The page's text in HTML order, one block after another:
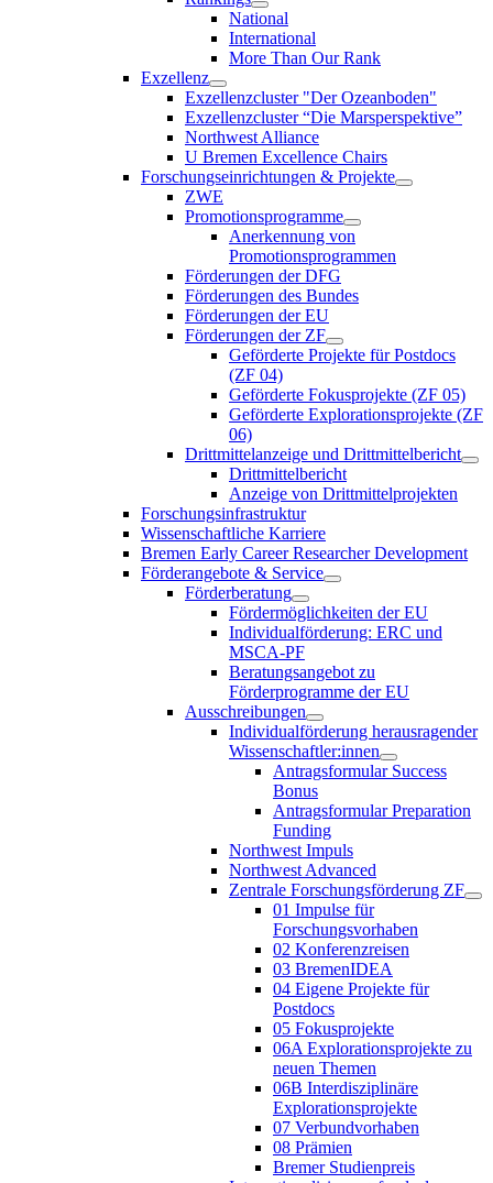
National
International
More Than Our Rank
Exzellenz
Exzellenzcluster "Der Ozeanboden"
Exzellenzcluster “Die Marsperspektive”
Northwest Alliance
U Bremen Excellence Chairs
Forschungseinrichtungen & Projekte
ZWE
Promotionsprogramme
Anerkennung von
Promotionsprogrammen
Förderungen der DFG
Förderungen des Bundes
Förderungen der EU
Förderungen der ZF
Geförderte Projekte für Postdocs
(ZF 04)
Geförderte Fokusprojekte (ZF 05)
Geförderte Explorationsprojekte (ZF
06)
Drittmittelanzeige und Drittmittelbericht
Drittmittelbericht
Anzeige von Drittmittelprojekten
Forschungsinfrastruktur
Wissenschaftliche Karriere
Bremen Early Career Researcher Development
Förderangebote & Service
Förderberatung
Fördermöglichkeiten der EU
Individualförderung: ERC und
MSCA-PF
Beratungsangebot zu
Förderprogramme der EU
Ausschreibungen
Individualförderung herausragender
Wissenschaftler:innen
Antragsformular Success
Bonus
Antragsformular Preparation
Funding
Northwest Impuls
Northwest Advanced
Zentrale Forschungsförderung ZF
01 Impulse für
Forschungsvorhaben
02 Konferenzreisen
03 BremenIDEA
04 Eigene Projekte für
Postdocs
05 Fokusprojekte
06A Explorationsprojekte zu
neuen Themen
06B Interdisziplinäre
Explorationsprojekte
07 Verbundvorhaben
08 Prämien
Bremer Studienpreis